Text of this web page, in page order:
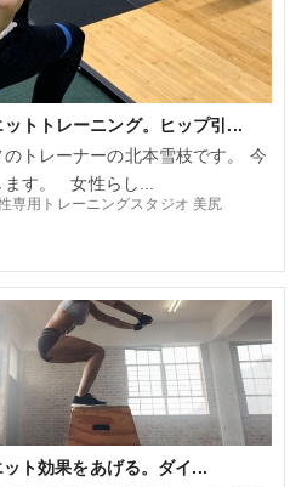
トトレーニング。ヒップ引...
トレーナーの北本雪枝です。 今
ます。 女性らし...
専用トレーニングスタジオ 美尻
ト効果をあげる。ダイ...